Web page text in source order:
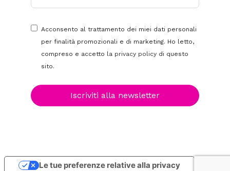
Acconsento al trattamento dei miei dati personali
per finalità promozionali e di marketing. Ho letto,
compreso e accetto la privacy policy di questo
sito.
Iscriviti alla newsletter
Le tue preferenze relative alla privacy